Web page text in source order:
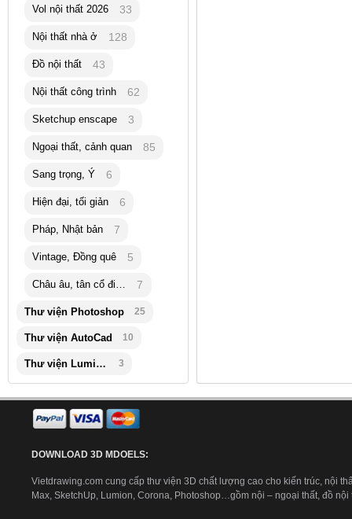
Vol nội thất 2026 33
Nội thất nhà ở 128
Đồ nội thất 43
Nội thất công trình 62
Sketchup enscape 3
Ngoại thất, cảnh quan 85
Sang trọng, Ý 6
Hiện đại, tối giản 6
Pháp, Nhật bản 7
Vintage, Đồng quê 5
Châu âu, tân cổ điển 7
Thư viện Photoshop 25
Thư viện AutoCad 10
Thư viện Lumion 3
DOWNLOAD 3D MDOELS:
Vietdrawing.com cung cấp thư viện 3D chất lượng cao cho kiến trúc, nội
Max, SketchUp, Lumion, Corona, Photoshop…gồm nội – ngoại thất, đồ nội